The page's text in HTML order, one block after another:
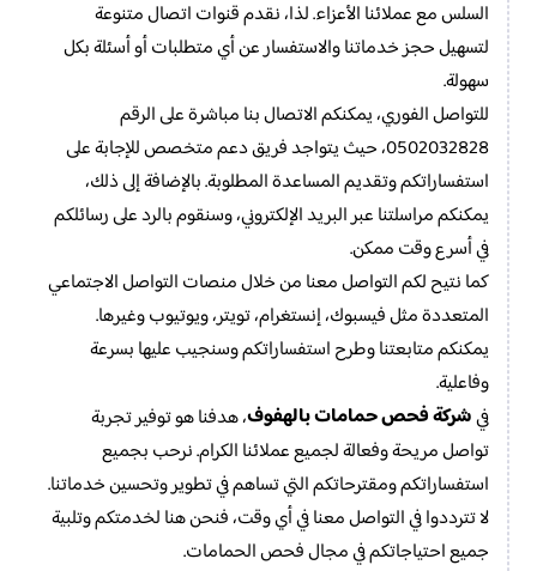
السلس مع عملائنا الأعزاء. لذا، نقدم قنوات اتصال متنوعة
لتسهيل حجز خدماتنا والاستفسار عن أي متطلبات أو أسئلة بكل
سهولة.
للتواصل الفوري، يمكنكم الاتصال بنا مباشرة على الرقم
0502032828، حيث يتواجد فريق دعم متخصص للإجابة على
استفساراتكم وتقديم المساعدة المطلوبة. بالإضافة إلى ذلك،
يمكنكم مراسلتنا عبر البريد الإلكتروني، وسنقوم بالرد على رسائلكم
في أسرع وقت ممكن.
كما نتيح لكم التواصل معنا من خلال منصات التواصل الاجتماعي
المتعددة مثل فيسبوك، إنستغرام، تويتر، ويوتيوب وغيرها.
يمكنكم متابعتنا وطرح استفساراتكم وسنجيب عليها بسرعة
وفاعلية.
فيشركة فحص حمامات بالهفوف، هدفنا هو توفير تجربة
تواصل مريحة وفعالة لجميع عملائنا الكرام. نرحب بجميع
استفساراتكم ومقترحاتكم التي تساهم في تطوير وتحسين خدماتنا.
لا تترددوا في التواصل معنا في أي وقت، فنحن هنا لخدمتكم وتلبية
جميع احتياجاتكم في مجال فحص الحمامات.